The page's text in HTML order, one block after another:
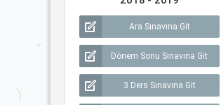
Ara Sınavına Git
Dönem Sonu Sınavına Git
3 Ders Sınavına Git